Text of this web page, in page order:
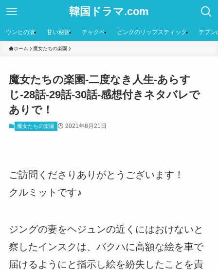
韓国ドラマ.com
ウンヒの涙 甘い秘密 チャクペ ピンクのリップスティック テプン
ホーム 魔女たちの楽園
魔女たちの楽園-二度なき人生-あらす
じ-28話-29話-30話-感想付きネタバレで
ありで！
魔女たちの楽園 2021年8月21日
ご訪問くださりありがとうございます！
クルミットです♪
ジングの妻をヘジュンの近くにはおけないと
察したインスクは、バクハに高額な絵を車で
届けるようにと指示し絵を紛失したことを責